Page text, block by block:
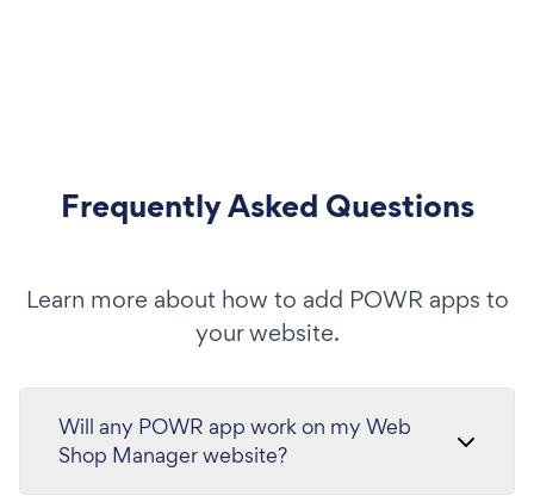
Frequently Asked Questions
Learn more about how to add POWR apps to
your website.
Will any POWR app work on my Web
Shop Manager website?